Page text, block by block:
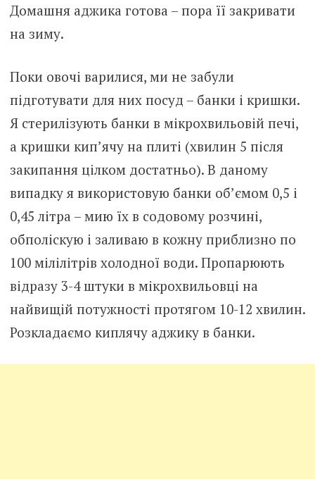
Домашня аджика готова – пора її закривати
на зиму.
Поки овочі варилися, ми не забули
підготувати для них посуд – банки і кришки.
Я стерилізують банки в мікрохвильовій печі,
а кришки кип’ячу на плиті (хвилин 5 після
закипання цілком достатньо). В даному
випадку я використовую банки об’ємом 0,5 і
0,45 літра – мию їх в содовому розчині,
обполіскую і заливаю в кожну приблизно по
100 мілілітрів холодної води. Пропарюють
відразу 3-4 штуки в мікрохвильовці на
найвищій потужності протягом 10-12 хвилин.
Розкладаємо киплячу аджику в банки.